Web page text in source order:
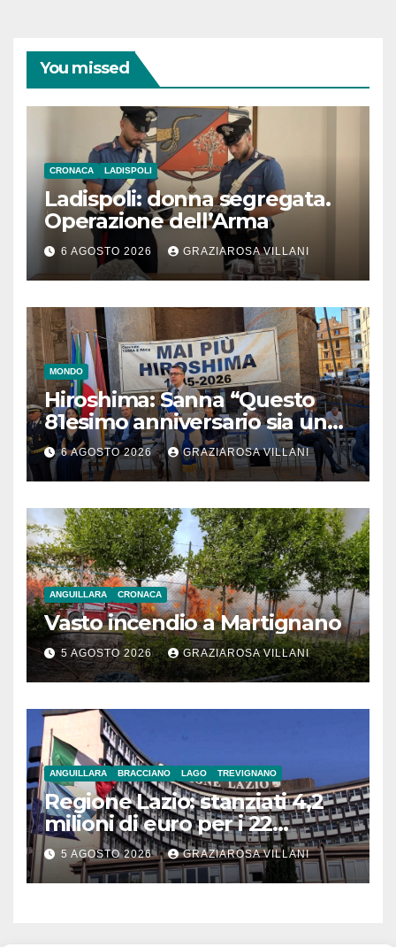
You missed
CRONACA LADISPOLI
Ladispoli: donna segregata.
Operazione dell’Arma
6 AGOSTO 2026 GRAZIAROSA VILLANI
MONDO
Hiroshima: Sanna “Questo
81esimo anniversario sia un
monito per tutti”
6 AGOSTO 2026 GRAZIAROSA VILLANI
ANGUILLARA CRONACA
Vasto incendio a Martignano
5 AGOSTO 2026 GRAZIAROSA VILLANI
ANGUILLARA BRACCIANO LAGO TREVIGNANO
Regione Lazio: stanziati 4,2
milioni di euro per i 22
Comuni dell’Etruria
Meridionale
5 AGOSTO 2026 GRAZIAROSA VILLANI